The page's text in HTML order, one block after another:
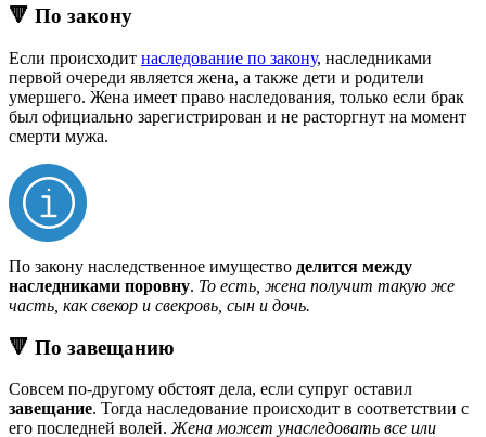
🔻 По закону
Если происходит наследование по закону, наследниками
первой очереди является жена, а также дети и родители
умершего. Жена имеет право наследования, только если брак
был официально зарегистрирован и не расторгнут на момент
смерти мужа.
По закону наследственное имущество делится между
наследниками поровну. То есть, жена получит такую же
часть, как свекор и свекровь, сын и дочь.
🔻 По завещанию
Совсем по-другому обстоят дела, если супруг оставил
завещание. Тогда наследование происходит в соответствии с
его последней волей. Жена может унаследовать все или